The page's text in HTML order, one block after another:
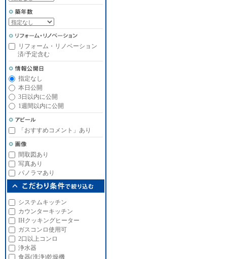
リフォーム・リノベーション
済/予定含む
指定なし
本日公開
3日以内に公開
1週間以内に公開
「おすすめコメント」あり
間取図あり
写真あり
パノラマあり
システムキッチン
カウンターキッチン
IHクッキングヒーター
ガスコンロ使用可
2口以上コンロ
浄水器
食器(洗浄)乾燥機